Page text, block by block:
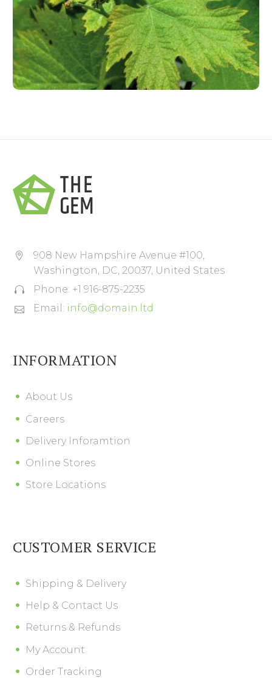


908 New Hampshire Avenue #100,
Washington, DC, 20037, United States

 Phone: +1 916-875-2235

 Email: info@domain.ltd
INFORMATION
About Us
Careers
Delivery Inforamtion
Online Stores
Store Locations
CUSTOMER SERVICE
Shipping & Delivery
Help & Contact Us
Returns & Refunds
My Account
Order Tracking